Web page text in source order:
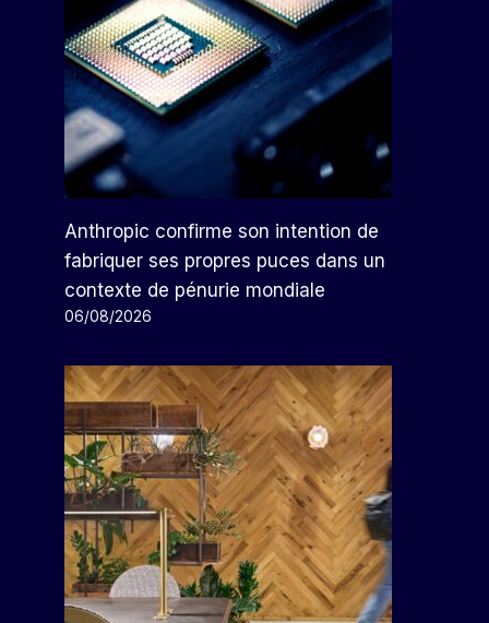
Anthropic confirme son intention de
fabriquer ses propres puces dans un
contexte de pénurie mondiale
06/08/2026